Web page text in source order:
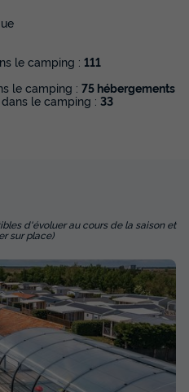
autorisés *
- Personne à mobilité
le camping : 111
le camping : 75 hébergements
le camping : 33
d'évoluer au cours de la saison et
sur place)